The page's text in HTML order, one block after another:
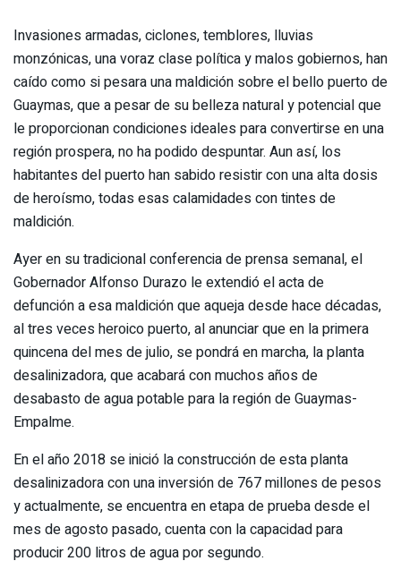
Invasiones armadas, ciclones, temblores, lluvias
monzónicas, una voraz clase política y malos gobiernos, han
caído como si pesara una maldición sobre el bello puerto de
Guaymas, que a pesar de su belleza natural y potencial que
le proporcionan condiciones ideales para convertirse en una
región prospera, no ha podido despuntar. Aun así, los
habitantes del puerto han sabido resistir con una alta dosis
de heroísmo, todas esas calamidades con tintes de
maldición.
Ayer en su tradicional conferencia de prensa semanal, el
Gobernador Alfonso Durazo le extendió el acta de
defunción a esa maldición que aqueja desde hace décadas,
al tres veces heroico puerto, al anunciar que en la primera
quincena del mes de julio, se pondrá en marcha, la planta
desalinizadora, que acabará con muchos años de
desabasto de agua potable para la región de Guaymas-
Empalme.
En el año 2018 se inició la construcción de esta planta
desalinizadora con una inversión de 767 millones de pesos
y actualmente, se encuentra en etapa de prueba desde el
mes de agosto pasado, cuenta con la capacidad para
producir 200 litros de agua por segundo.